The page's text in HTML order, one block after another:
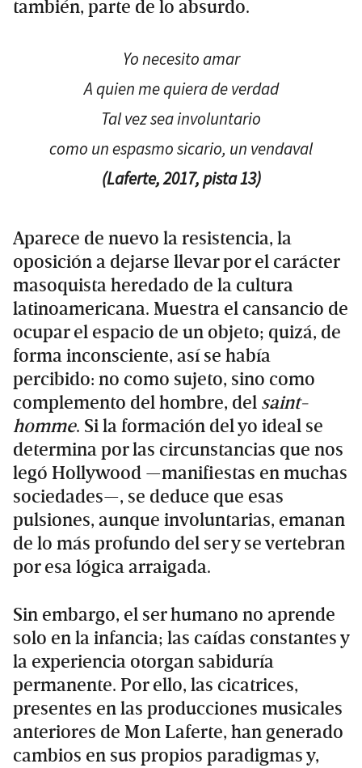
también, parte de lo absurdo.
Yo necesito amar
A quien me quiera de verdad
Tal vez sea involuntario
como un espasmo sicario, un vendaval
(Laferte, 2017, pista 13)
Aparece de nuevo la resistencia, la
oposición a dejarse llevar por el carácter
masoquista heredado de la cultura
latinoamericana. Muestra el cansancio de
ocupar el espacio de un objeto; quizá, de
forma inconsciente, así se había
percibido: no como sujeto, sino como
complemento del hombre, del saint-
homme. Si la formación del yo ideal se
determina por las circunstancias que nos
legó Hollywood —manifiestas en muchas
sociedades—, se deduce que esas
pulsiones, aunque involuntarias, emanan
de lo más profundo del ser y se vertebran
por esa lógica arraigada.
Sin embargo, el ser humano no aprende
solo en la infancia; las caídas constantes y
la experiencia otorgan sabiduría
permanente. Por ello, las cicatrices,
presentes en las producciones musicales
anteriores de Mon Laferte, han generado
cambios en sus propios paradigmas y,